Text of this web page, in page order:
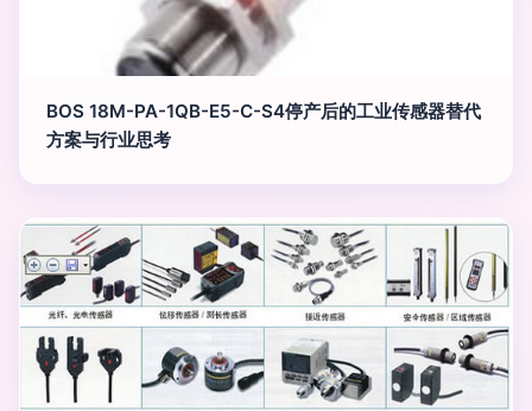
BOS 18M-PA-1QB-E5-C-S4停产后的工业传感器替代
方案与行业思考